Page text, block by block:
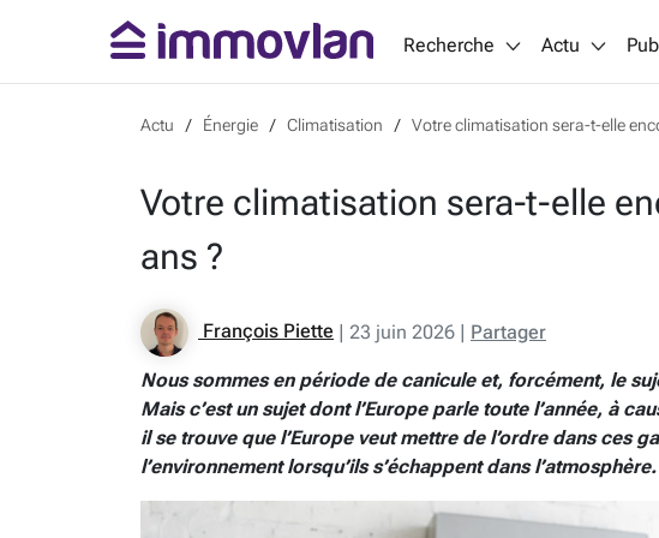
Recherche Actu
Actu Énergie Climatisation Votre climatisation sera-t-elle
Votre climatisation sera-t-elle
ans ?
François Piette | 23 juin 2026 | Partager
Nous sommes en période de canicule et, forcément, le
Mais c’est un sujet dont l’Europe parle toute l’année, à
il se trouve que l’Europe veut mettre de l’ordre dans ces
l’environnement lorsqu’ils s’échappent dans l’atmosphère.